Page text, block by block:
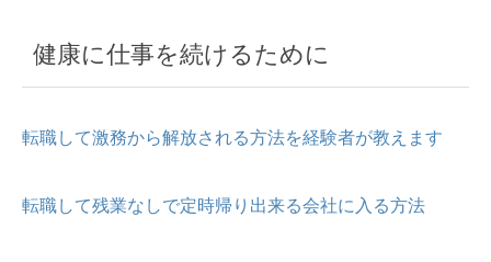
健康に仕事を続けるために
転職して激務から解放される方法を経験者が教えます
転職して残業なしで定時帰り出来る会社に入る方法